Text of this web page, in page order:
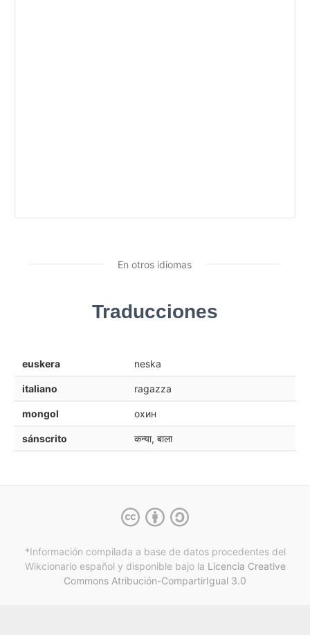
En otros idiomas
Traducciones
euskera neska
italiano ragazza
mongol охин
sánscrito कन्या, बाला
*Información compilada a base de datos procedentes del
Wikcionario español y disponible bajo la Licencia Creative
Commons Atribución-CompartirIgual 3.0